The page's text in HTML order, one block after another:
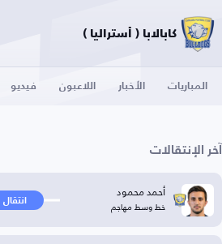
كابالابا ( أستراليا )
المباريات الأخبار اللاعبون فيديو
آخر الإنتقالات
أحمد محمود
خط وسط مهاجم انتقال